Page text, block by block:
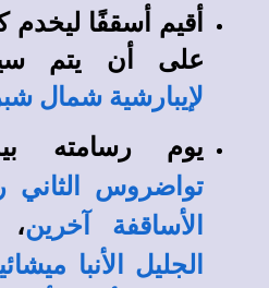
أقيم أسقفًا
على أن يتم
لإيبارشية شمال
يوم رسامته
تواضروس الثاني
الأساقفة آخرين
الجليل الأنبا